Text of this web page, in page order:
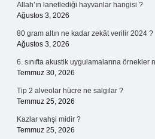
Allah’ın lanetlediği hayvanlar hangisi ?
Ağustos 3, 2026
80 gram altın ne kadar zekât verilir 2024 ?
Ağustos 3, 2026
6. sınıfta akustik uygulamalarına örnekler
Temmuz 30, 2026
Tip 2 alveolar hücre ne salgılar ?
Temmuz 25, 2026
Kazlar vahşi midir ?
Temmuz 25, 2026